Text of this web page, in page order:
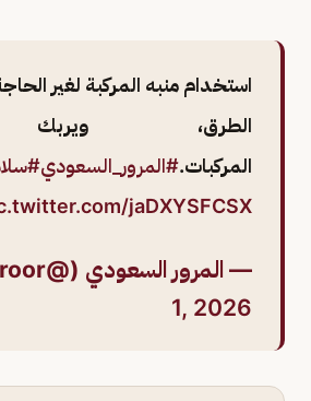
استخدام منبه المركبة لغير
الطرق،
المركبات.#المرور_السعودي
jaDXYSFCSX
— المرور السعودي (@eMoroor)
1, 2026